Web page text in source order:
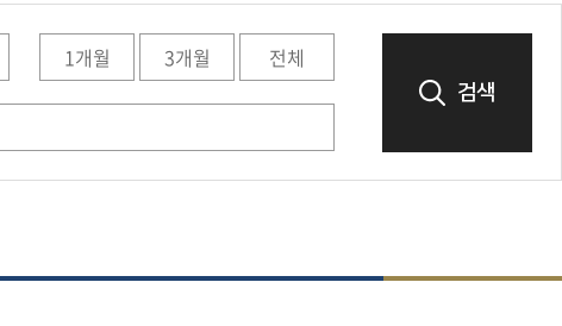
1개월 3개월 전체
검색